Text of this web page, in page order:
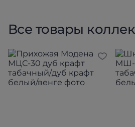
Все товары